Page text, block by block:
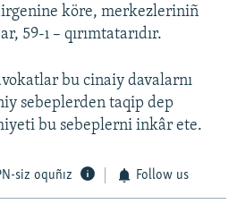
köre, merkezleriniñ
59-ı – qırımtatarıdır.
bu cinaiy davalarnı
sebeplerden taqip dep
bu sebeplerni inkâr ete.
siz oquñız Follow us